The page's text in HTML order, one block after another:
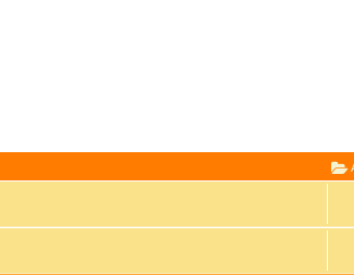
SUCHE